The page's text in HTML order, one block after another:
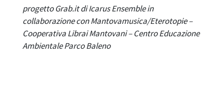
progetto Grab.it di Icarus Ensemble in
collaborazione con Mantovamusica/Eterotopie –
Cooperativa Librai Mantovani – Centro Educazione
Ambientale Parco Baleno